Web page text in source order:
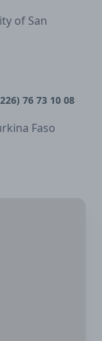
of San
76 73 10 08
Faso